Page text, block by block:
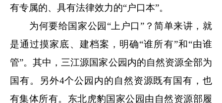
有专属的、具有法律效力的“户口本”。
为何要给国家公园“上户口”？简单来讲，就
是通过摸家底、建档案，明确“谁所有”和“由谁
管”。其中，三江源国家公园内的自然资源全部为
国有。另外4个公园内的自然资源既有国有，也
有集体所有。东北虎豹国家公园由自然资源部履